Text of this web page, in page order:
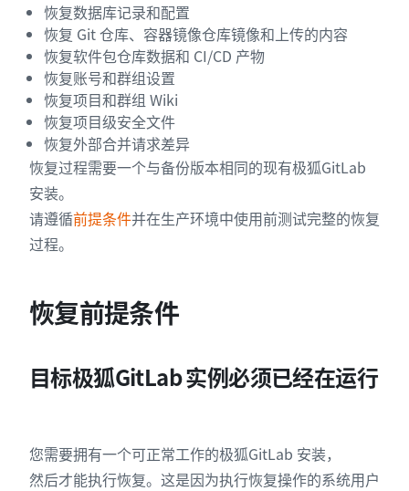
恢复数据库记录和配置
恢复 Git 仓库、容器镜像仓库镜像和上传的内容
恢复软件包仓库数据和 CI/CD 产物
恢复账号和群组设置
恢复项目和群组 Wiki
恢复项目级安全文件
恢复外部合并请求差异
恢复过程需要一个与备份版本相同的现有极狐GitLab
安装。
请遵循前提条件并在生产环境中使用前测试完整的恢复
过程。
恢复前提条件
目标极狐GitLab 实例必须已经在运行
您需要拥有一个可正常工作的极狐GitLab 安装，
然后才能执行恢复。这是因为执行恢复操作的系统用户